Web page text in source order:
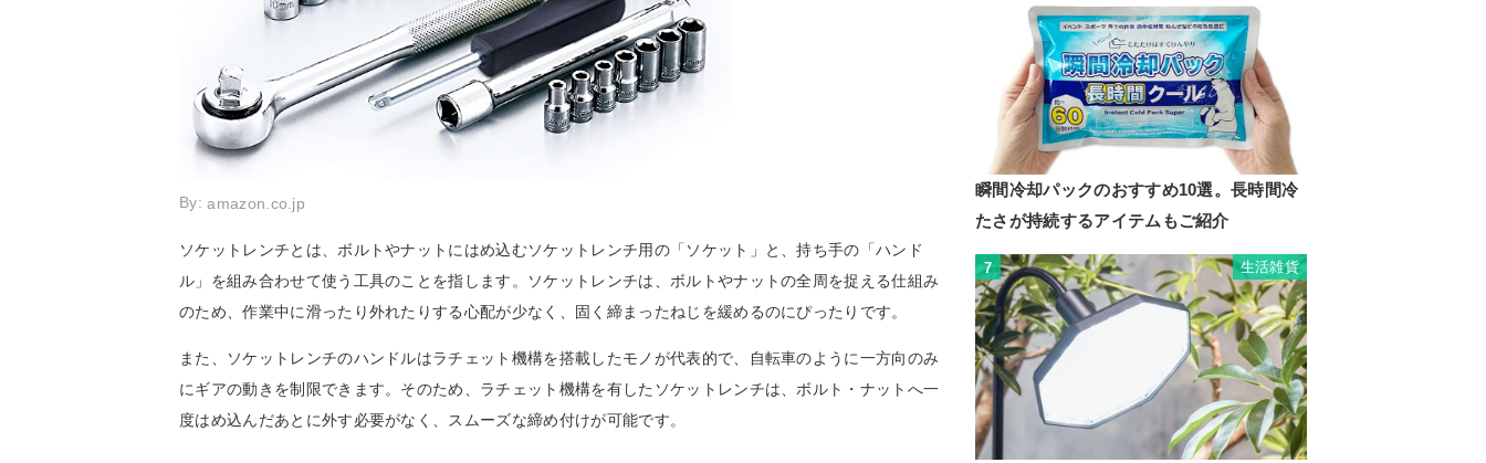
By:amazon.co.jp
ソケットレンチとは、ボルトやナットにはめ込むソケットレンチ用の「ソケット」と、持ち手の「ハンド
ル」を組み合わせて使う工具のことを指します。ソケットレンチは、ボルトやナットの全周を捉える仕組み
のため、作業中に滑ったり外れたりする心配が少なく、固く締まったねじを緩めるのにぴったりです。
また、ソケットレンチのハンドルはラチェット機構を搭載したモノが代表的で、自転車のように一方向のみ
にギアの動きを制限できます。そのため、ラチェット機構を有したソケットレンチは、ボルト・ナットへ一
度はめ込んだあとに外す必要がなく、スムーズな締め付けが可能です。
瞬間冷却パックのおすすめ10選。長時間冷
たさが持続するアイテムもご紹介
7 生活雑貨